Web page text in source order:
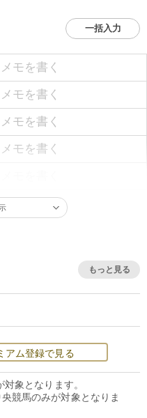
一括入力
メモを書く
メモを書く
メモを書く
メモを書く
もっと見る
アム登録で見る
象となります。
競馬のみが対象となりま